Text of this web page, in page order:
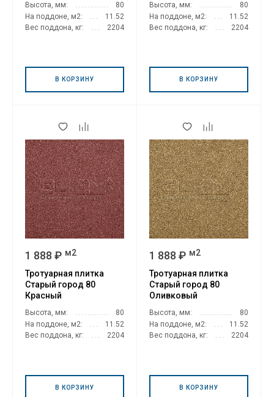
Высота, мм:
80
На поддоне, м2:
11.52
Вес поддона, кг:
2204
В КОРЗИНУ
Высота, мм:
80
На поддоне, м2:
11.52
Вес поддона, кг:
2204
В КОРЗИНУ
1 888 ₽ м2
Тротуарная плитка
Старый город 80
Красный
Высота, мм:
80
На поддоне, м2:
11.52
Вес поддона, кг:
2204
В КОРЗИНУ
1 888 ₽ м2
Тротуарная плитка
Старый город 80
Оливковый
Высота, мм:
80
На поддоне, м2:
11.52
Вес поддона, кг:
2204
В КОРЗИНУ